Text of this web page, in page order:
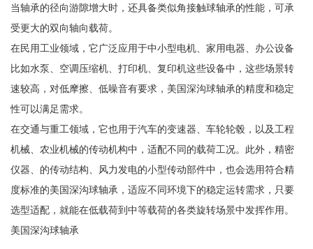
当轴承的径向游隙增大时，还具备类似角接触球轴承的性能，可承
受更大的双向轴向载荷。
在民用工业领域，它广泛应用于中小型电机、家用电器、办公设备
比如水泵、空调压缩机、打印机、复印机这些设备中，这些场景转
速较高，对低摩擦、低噪音有要求，美国深沟球轴承的精度和稳定
性可以满足需求。
在交通与重工领域，它也用于汽车的变速器、车轮轮毂，以及工程
机械、农业机械的传动机构中，适配不同的载荷工况。此外，精密
仪器、的传动结构、风力发电的小型传动部件中，也会选用符合精
度标准的美国深沟球轴承，适应不同环境下的稳定运转需求，只要
选型适配，就能在低载荷到中等载荷的各类旋转场景中发挥作用。
美国深沟球轴承